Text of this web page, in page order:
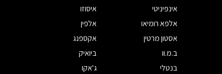
אינפיניטי
איסוזו
אלפא רומיאו
אלפין
אסטון מרטין
אקספנג
ב.מ.וו
ביואיק
בנטלי
ג'אקו